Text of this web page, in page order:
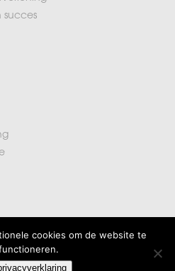
succes
cookies om de website te